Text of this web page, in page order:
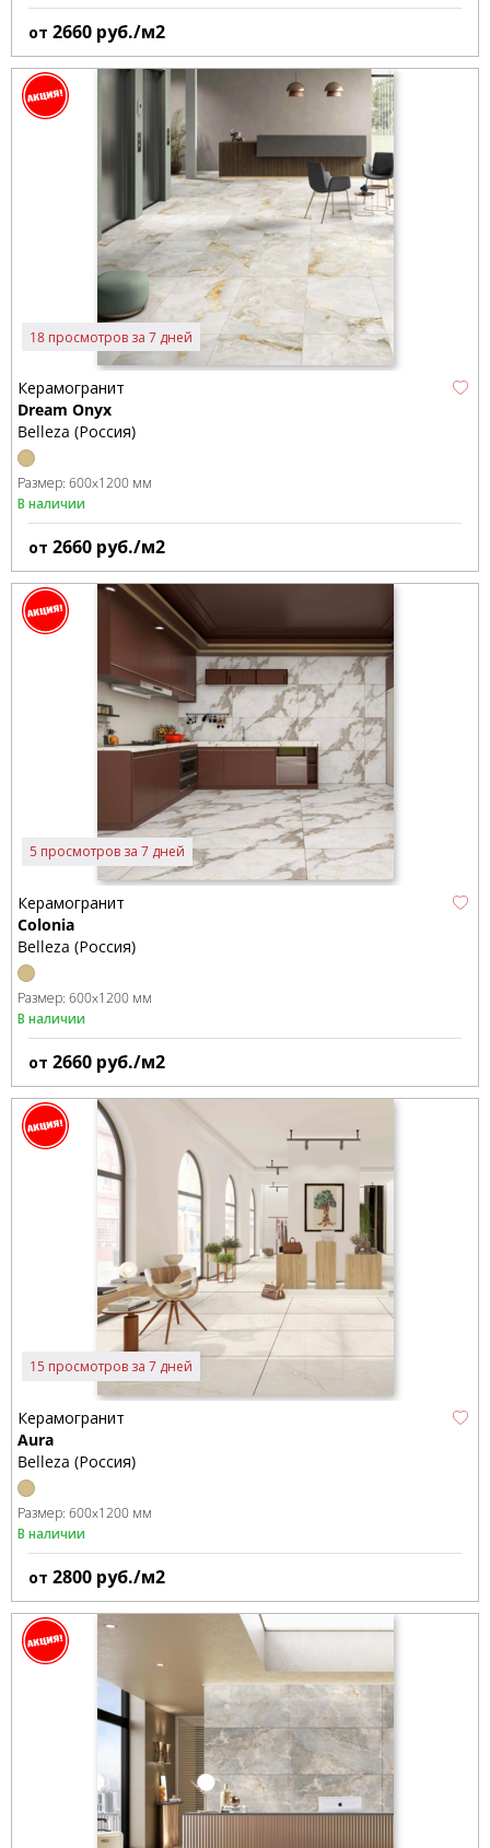
от 2660 руб./м2
18 просмотров за 7 дней
Керамогранит
Dream Onyx
Belleza (Россия)
Размер: 600x1200 мм
В наличии
от 2660 руб./м2
5 просмотров за 7 дней
Керамогранит
Colonia
Belleza (Россия)
Размер: 600x1200 мм
В наличии
от 2660 руб./м2
15 просмотров за 7 дней
Керамогранит
Aura
Belleza (Россия)
Размер: 600x1200 мм
В наличии
от 2800 руб./м2